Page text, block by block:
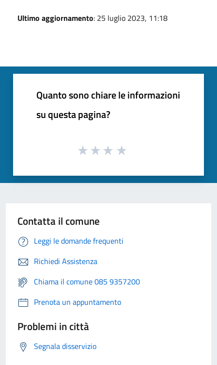
Ultimo aggiornamento: 25 luglio 2023, 11:18
Quanto sono chiare le informazioni
su questa pagina?
Contatta il comune
Leggi le domande frequenti
Richiedi Assistenza
Chiama il comune 085 9357200
Prenota un appuntamento
Problemi in città
Segnala disservizio